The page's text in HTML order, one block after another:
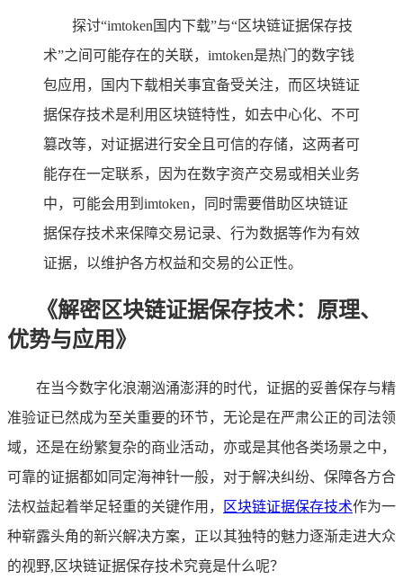
探讨“imtoken国内下载”与“区块链证据保存技
术”之间可能存在的关联，imtoken是热门的数字钱
包应用，国内下载相关事宜备受关注，而区块链证
据保存技术是利用区块链特性，如去中心化、不可
篡改等，对证据进行安全且可信的存储，这两者可
能存在一定联系，因为在数字资产交易或相关业务
中，可能会用到imtoken，同时需要借助区块链证
据保存技术来保障交易记录、行为数据等作为有效
证据，以维护各方权益和交易的公正性。
《解密区块链证据保存技术：原理、
优势与应用》
在当今数字化浪潮汹涌澎湃的时代，证据的妥善保存与精
准验证已然成为至关重要的环节，无论是在严肃公正的司法领
域，还是在纷繁复杂的商业活动，亦或是其他各类场景之中，
可靠的证据都如同定海神针一般，对于解决纠纷、保障各方合
法权益起着举足轻重的关键作用，
区块链证据保存技术作为一
种崭露头角的新兴解决方案，正以其独特的魅力逐渐走进大众
的视野,区块链证据保存技术究竟是什么呢？